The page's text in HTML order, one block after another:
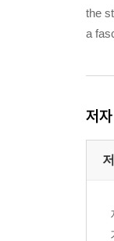
the
a
저